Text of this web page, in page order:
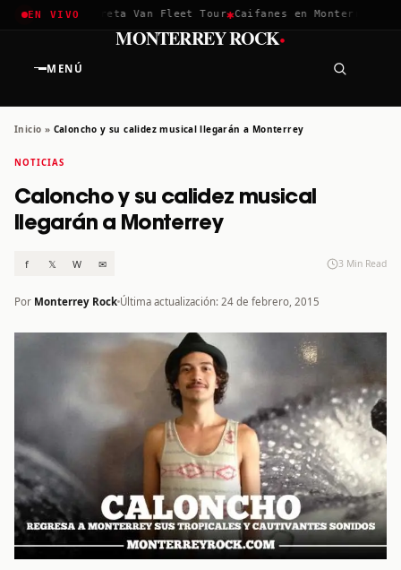
EN VIVO
2026✱Greta Van Fleet Tour✱Caifanes en Monterrey · 12
MENÚ
MONTERREY ROCK·
Inicio » Caloncho y su calidez musical llegarán a Monterrey
NOTICIAS
Caloncho y su calidez musical
llegarán a Monterrey
f 𝕏 W ✉ 3 Min Read
Por Monterrey Rock Última actualización: 24 de febrero, 2015